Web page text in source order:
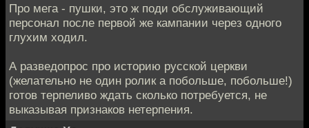
Про мега - пушки, это ж поди обслуживающий
персонал после первой же кампании через одного
глухим ходил.
А разведопрос про историю русской церкви
(желательно не один ролик а побольше, побольше!)
готов терпеливо ждать сколько потребуется, не
выказывая признаков нетерпения.